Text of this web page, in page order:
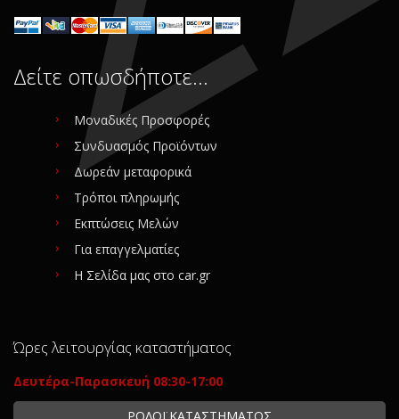
Δείτε οπωσδήποτε…
Μοναδικές Προσφορές
Συνδυασμός Προϊόντων
Δωρεάν μεταφορικά
Τρόποι πληρωμής
Εκπτώσεις Μελών
Για επαγγελματίες
Η Σελίδα μας στο car.gr
Ώρες λειτουργίας καταστήματος
Δευτέρα-Παρασκευή 08:30-17:00
ΡΟΛΟΪ ΚΑΤΑΣΤΗΜΑΤΟΣ